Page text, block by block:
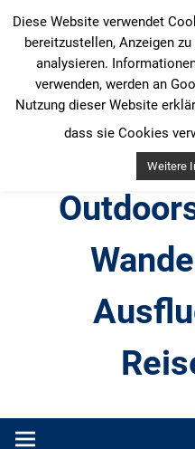
Inhalt
springen
Produkttests und
Diese Website verwendet
bereitzustellen, Anzeigen
analysieren.
verwenden, werden an
Nutzung dieser Website
dass sie Cookies
Weitere